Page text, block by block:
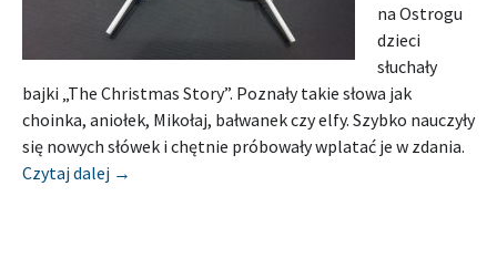
na Ostrogu
dzieci
słuchały
bajki „The Christmas Story”. Poznały takie słowa jak
choinka, aniołek, Mikołaj, bałwanek czy elfy. Szybko nauczyły
się nowych słówek i chętnie próbowały wplatać je w zdania.
Czytaj dalej [Relacja] MIEJSKA I POWIATOWA BIBLIOTEKA
→